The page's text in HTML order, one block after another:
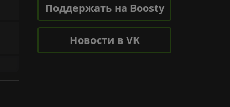
Поддержать на Boosty
Новости в VK